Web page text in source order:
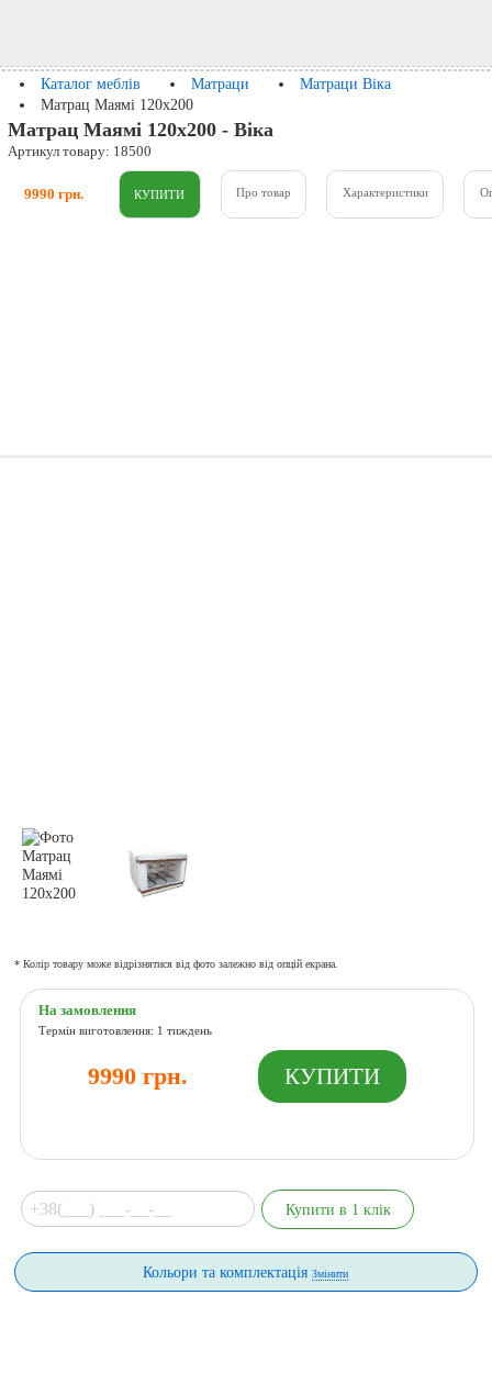
Каталог меблів Матраци
Матраци Віка
Матрац Маямі 120x200
Матрац Маямі 120x200 - Віка
Артикул товару: 18500
9990 грн. Про товар Характеристики
* Колір товару може відрізнятися від фото залежно від опцій екрана.
На замовлення
Термін виготовлення: 1 тиждень
9990 грн.
Кольори та комплектаціяЗмінити